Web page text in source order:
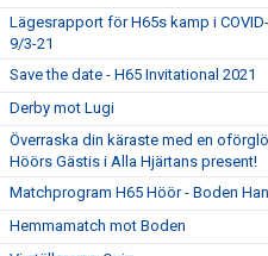
Lägesrapport för H65s kamp i
9/3-21
Save the date - H65 Invitational 2021
Derby mot Lugi
Överraska din käraste med en
Höörs Gästis i Alla Hjärtans present!
Matchprogram H65 Höör - Boden
Hemmamatch mot Boden